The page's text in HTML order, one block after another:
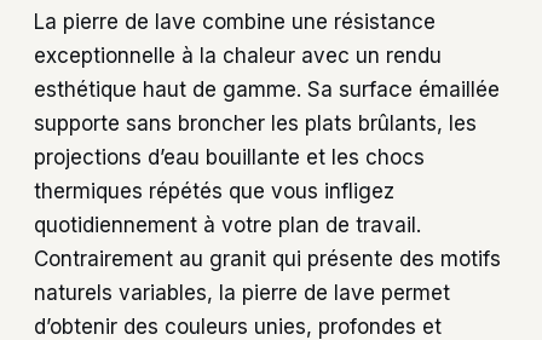
La pierre de lave combine une résistance
exceptionnelle à la chaleur avec un rendu
esthétique haut de gamme. Sa surface émaillée
supporte sans broncher les plats brûlants, les
projections d’eau bouillante et les chocs
thermiques répétés que vous infligez
quotidiennement à votre plan de travail.
Contrairement au granit qui présente des motifs
naturels variables, la pierre de lave permet
d’obtenir des couleurs unies, profondes et